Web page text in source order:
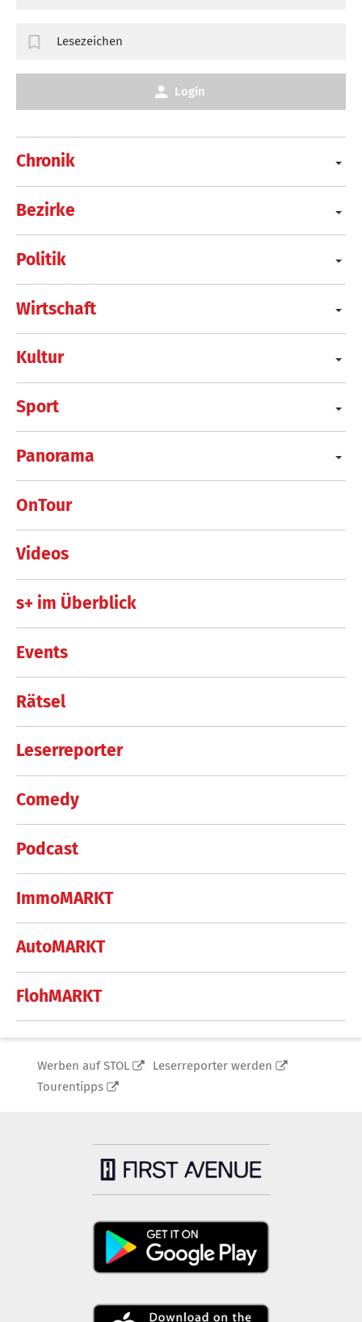
Chronik
Bezirke
Politik
Wirtschaft
Kultur
Sport
Panorama
OnTour
Videos
s+ im Überblick
Events
Rätsel
Leserreporter
Comedy
Podcast
ImmoMARKT
AutoMARKT
FlohMARKT
Lesezeichen
Login
Werben auf STOL
Leserreporter werden
Tourentipps